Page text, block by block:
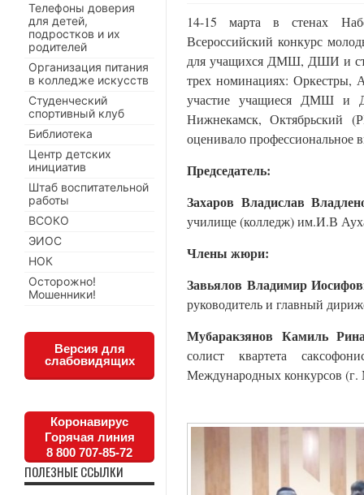
14-15 марта в стенах
Всероссийский конкурс
для учащихся ДМШ, ДШИ и
трех номинациях: Оркестры,
участие учащиеся ДМШ и
Нижнекамск, Октябрьский
оценивало профессиональное
Председатель:
Захаров Владислав
училище (колледж) им.И.В
Члены жюри:
Завьялов Владимир
руководитель и главный
Мубаракзянов Камиль
солист квартета
Международных конкурсов (г.
Телефоны доверия
для детей,
подростков и их
родителей
Организация питания
в колледже искусств
Студенческий
спортивный клуб
Библиотека
Центр детских
инициатив
Штаб воспитательной
работы
ВСОКО
ЭИОС
НОК
Осторожно!
Мошенники!
Версия для
слабовидящих
Коронавирус
Горячая линия
8 800 707-85-72
ПОЛЕЗНЫЕ ССЫЛКИ